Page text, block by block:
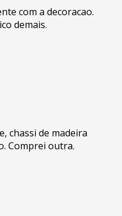
com a decoracao.
demais.
chassi de madeira
Comprei outra.